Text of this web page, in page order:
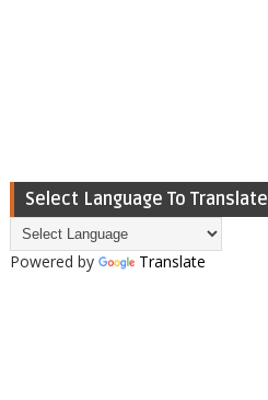
Select Language To Translate
Powered by Translate